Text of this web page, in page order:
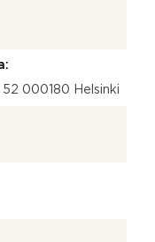
52 000180 Helsinki